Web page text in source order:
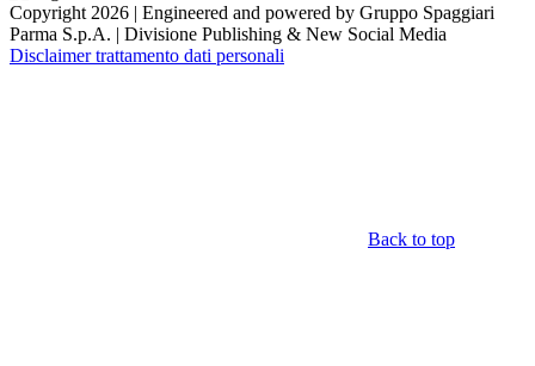
Copyright 2026 | Engineered and powered by Gruppo Spaggiari
Parma S.p.A. | Divisione Publishing & New Social Media
Disclaimer trattamento dati personali
Back to top